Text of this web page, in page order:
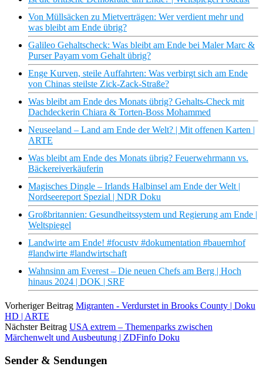
Von Müllsäcken zu Mietverträgen: Wer verdient mehr und
was bleibt am Ende übrig?
Galileo Gehaltscheck: Was bleibt am Ende bei Maler Marc &
Purser Payam vom Gehalt übrig?
Enge Kurven, steile Auffahrten: Was verbirgt sich am Ende
von Chinas steilste Zick-Zack-Straße?
Was bleibt am Ende des Monats übrig? Gehalts-Check mit
Dachdeckerin Chiara & Torten-Boss Mohammed
Neuseeland – Land am Ende der Welt? | Mit offenen Karten |
ARTE
Was bleibt am Ende des Monats übrig? Feuerwehrmann vs.
Bäckereiverkäuferin
Magisches Dingle – Irlands Halbinsel am Ende der Welt |
Nordseereport Spezial | NDR Doku
Großbritannien: Gesundheitssystem und Regierung am Ende |
Weltspiegel
Landwirte am Ende! #focustv #dokumentation #bauernhof
#landwirte #landwirtschaft
Wahnsinn am Everest – Die neuen Chefs am Berg | Hoch
hinaus 2024 | DOK | SRF
Vorheriger Beitrag Migranten - Verdurstet in Brooks County | Doku
HD | ARTE
Nächster Beitrag USA extrem – Themenparks zwischen
Märchenwelt und Ausbeutung | ZDFinfo Doku
Sender & Sendungen